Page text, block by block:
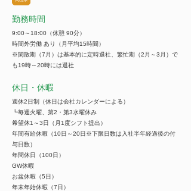
勤務時間
9:00～18:00（休憩 90分）
時間外労働 あり（月平均15時間）
※閑散期（7月）は基本的に定時退社、繁忙期（2月～3月）で
も19時～20時には退社
休日・休暇
週休2日制（休日は会社カレンダーによる）
┗毎週火曜、第2・第3水曜休み
希望休1～3日（月1度シフト提出）
年間有給休暇（10日～20日※下限日数は入社半年経過後の付
与日数）
年間休日（100日）
GW休暇
お盆休暇（5日）
年末年始休暇（7日）